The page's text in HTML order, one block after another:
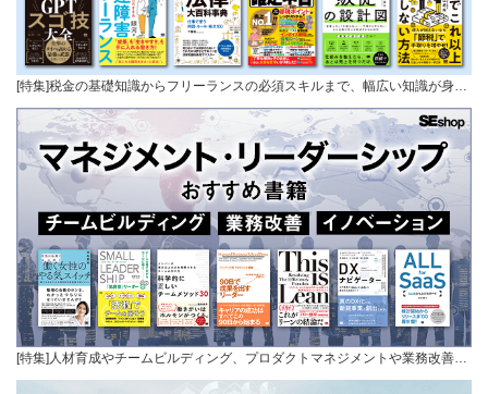
[特集]税金の基礎知識からフリーランスの必須スキルまで、幅広い知識が身…
[特集]人材育成やチームビルディング、プロダクトマネジメントや業務改善…